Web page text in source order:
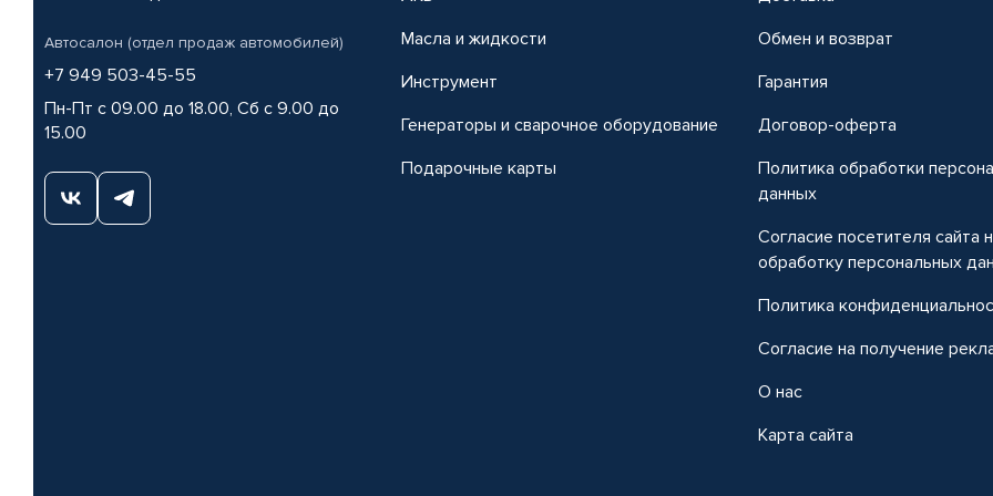
Автосалон (отдел продаж автомобилей)
+7 949 503-45-55
Пн-Пт с 09.00 до 18.00, Сб с 9.00 до
15.00
Масла и жидкости
Инструмент
Генераторы и сварочное оборудование
Подарочные карты
Обмен и возврат
Гарантия
Договор-оферта
Политика обработки
данных
Согласие посетителя сайта
обработку персональных
Политика
Согласие на получение
О нас
Карта сайта